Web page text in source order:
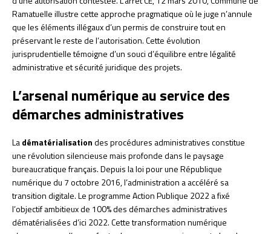
Ramatuelle illustre cette approche pragmatique où le juge n’annule
que les éléments illégaux d’un permis de construire tout en
préservant le reste de l’autorisation. Cette évolution
jurisprudentielle témoigne d’un souci d’équilibre entre légalité
administrative et sécurité juridique des projets.
L’arsenal numérique au service des
démarches administratives
Ladématérialisationdes procédures administratives constitue
une révolution silencieuse mais profonde dans le paysage
bureaucratique français. Depuis la loi pour une République
numérique du 7 octobre 2016, l’administration a accéléré sa
transition digitale. Le programme Action Publique 2022 a fixé
l’objectif ambitieux de 100% des démarches administratives
dématérialisées d’ici 2022. Cette transformation numérique